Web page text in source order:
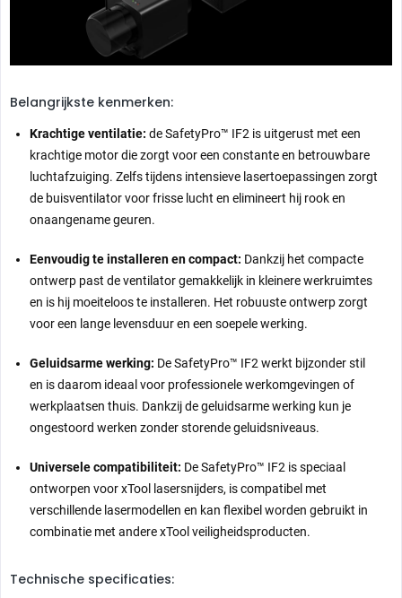
schone en rookvrije omgeving.
Koop nu de xTool SafetyPro™ IF2 en verhoog de luchtkwaliteit en
schone werkplek!
Specificaties
xTool SafetyPro™ IF2
machine op maat
Ultra, D1, M1, F1
machinegrootte 193,4×115×119 mm
kaliber
7,62 cm
luchtvolume 140 CFM
luchtdruk 1428Pa
Belangrijkste kenmerken:
Krachtige ventilatie: de SafetyPro™ IF2 is uitgerust met een
krachtige motor die zorgt voor een constante en betrouwbare
luchtafzuiging. Zelfs tijdens intensieve lasertoepassingen zorgt
de buisventilator voor frisse lucht en elimineert hij rook en
onaangename geuren.
Eenvoudig te installeren en compact: Dankzij het compacte
ontwerp past de ventilator gemakkelijk in kleinere werkruimtes
en is hij moeiteloos te installeren. Het robuuste ontwerp zorgt
voor een lange levensduur en een soepele werking.
Geluidsarme werking: De SafetyPro™ IF2 werkt bijzonder stil
en is daarom ideaal voor professionele werkomgevingen of
werkplaatsen thuis. Dankzij de geluidsarme werking kun je
ongestoord werken zonder storende geluidsniveaus.
Universele compatibiliteit: De SafetyPro™ IF2 is speciaal
ontworpen voor xTool lasersnijders, is compatibel met
verschillende lasermodellen en kan flexibel worden gebruikt in
combinatie met andere xTool veiligheidsproducten.
Technische specificaties: